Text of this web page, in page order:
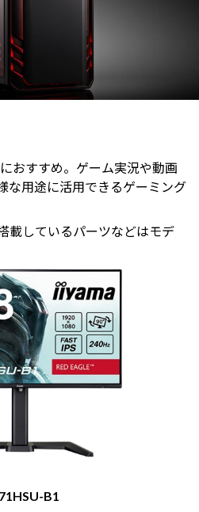
おすすめ。ゲーム実況や動画
な用途に活用できるゲーミング
載しているパーツなどはモデ
B1